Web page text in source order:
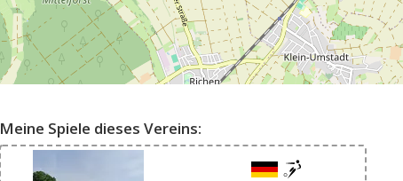
Meine Spiele dieses Vereins: